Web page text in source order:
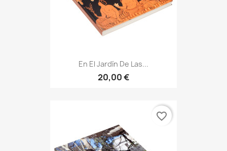
En El Jardín De Las...
20,00 €
favorite_border